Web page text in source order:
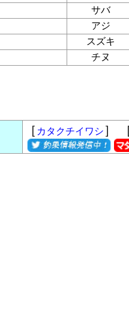
サバ
アジ
スズキ
チヌ
［ カタクチイワシ ］